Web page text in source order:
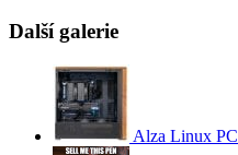
Další galerie
Alza Linux PC